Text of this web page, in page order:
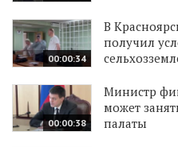
00:00:34
В
получил
00:00:38
Министр
может
палаты